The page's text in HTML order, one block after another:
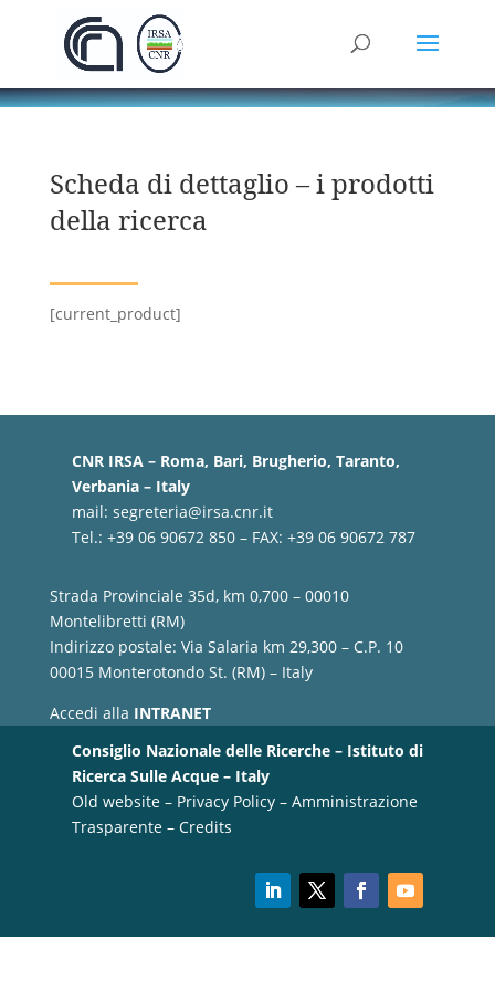
Scheda di dettaglio – i prodotti
della ricerca
[current_product]
CNR IRSA – Roma, Bari, Brugherio, Taranto,
Verbania – Italy
mail: segreteria@irsa.cnr.it
Tel.: +39 06 90672 850 – FAX: +39 06 90672 787
Strada Provinciale 35d, km 0,700 – 00010
Montelibretti (RM)
Indirizzo postale: Via Salaria km 29,300 – C.P. 10
00015 Monterotondo St. (RM) – Italy
Accedi alla INTRANET
Consiglio Nazionale delle Ricerche – Istituto di
Ricerca Sulle Acque – Italy
Old website– Privacy Policy– Amministrazione
Trasparente– Credits